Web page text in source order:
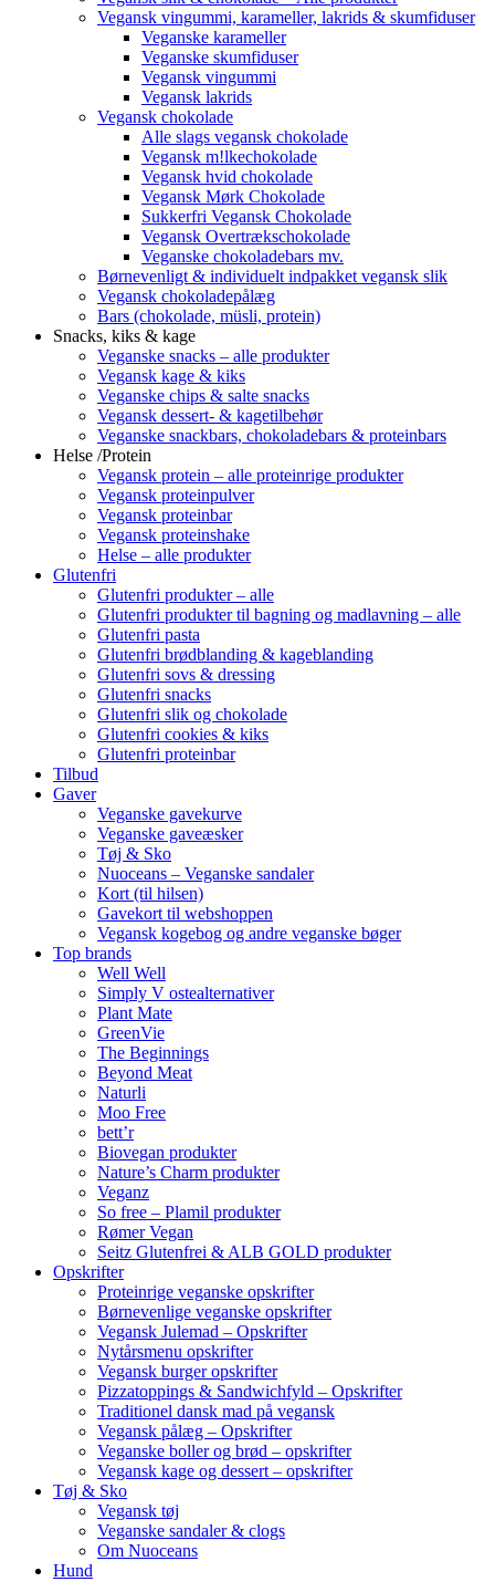
Vegansk vingummi, karameller, lakrids & skumfiduser
Veganske karameller
Veganske skumfiduser
Vegansk vingummi
Vegansk lakrids
Vegansk chokolade
Alle slags vegansk chokolade
Vegansk m!lkechokolade
Vegansk hvid chokolade
Vegansk Mørk Chokolade
Sukkerfri Vegansk Chokolade
Vegansk Overtrækschokolade
Veganske chokoladebars mv.
Børnevenligt & individuelt indpakket vegansk slik
Vegansk chokoladepålæg
Bars (chokolade, müsli, protein)
Snacks, kiks & kage
Veganske snacks – alle produkter
Vegansk kage & kiks
Veganske chips & salte snacks
Vegansk dessert- & kagetilbehør
Veganske snackbars, chokoladebars & proteinbars
Helse /Protein
Vegansk protein – alle proteinrige produkter
Vegansk proteinpulver
Vegansk proteinbar
Vegansk proteinshake
Helse – alle produkter
Glutenfri
Glutenfri produkter – alle
Glutenfri produkter til bagning og madlavning – alle
Glutenfri pasta
Glutenfri brødblanding & kageblanding
Glutenfri sovs & dressing
Glutenfri snacks
Glutenfri slik og chokolade
Glutenfri cookies & kiks
Glutenfri proteinbar
Tilbud
Gaver
Veganske gavekurve
Veganske gaveæsker
Tøj & Sko
Nuoceans – Veganske sandaler
Kort (til hilsen)
Gavekort til webshoppen
Vegansk kogebog og andre veganske bøger
Top brands
Well Well
Simply V ostealternativer
Plant Mate
GreenVie
The Beginnings
Beyond Meat
Naturli
Moo Free
bett’r
Biovegan produkter
Nature’s Charm produkter
Veganz
So free – Plamil produkter
Rømer Vegan
Seitz Glutenfrei & ALB GOLD produkter
Opskrifter
Proteinrige veganske opskrifter
Børnevenlige veganske opskrifter
Vegansk Julemad – Opskrifter
Nytårsmenu opskrifter
Vegansk burger opskrifter
Pizzatoppings & Sandwichfyld – Opskrifter
Traditionel dansk mad på vegansk
Vegansk pålæg – Opskrifter
Veganske boller og brød – opskrifter
Vegansk kage og dessert – opskrifter
Tøj & Sko
Vegansk tøj
Veganske sandaler & clogs
Om Nuoceans
Hund